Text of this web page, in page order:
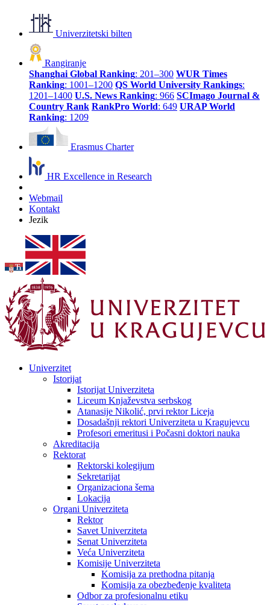
Univerzitetski bilten
Rangiranje
Shanghai Global Ranking: 201–300 WUR Times
Ranking: 1001–1200 QS World University Rankings:
1201–1400 U.S. News Ranking: 966 SCImago Journal &
Country Rank RankPro World: 649 URAP World
Ranking: 1209
Erasmus Charter
HR Excellence in Research
Webmail
Kontakt
Jezik
Univerzitet
Istorijat
Istorijat Univerziteta
Liceum Knjaževstva serbskog
Atanasije Nikolić, prvi rektor Liceja
Dosadašnji rektori Univerziteta u Kragujevcu
Profesori emeritusi i Počasni doktori nauka
Akreditacija
Rektorat
Rektorski kolegijum
Sekretarijat
Organizaciona šema
Lokacija
Organi Univerziteta
Rektor
Savet Univerziteta
Senat Univerziteta
Veća Univerziteta
Komisije Univerziteta
Komisija za prethodna pitanja
Komisija za obezbeđenje kvaliteta
Odbor za profesionalnu etiku